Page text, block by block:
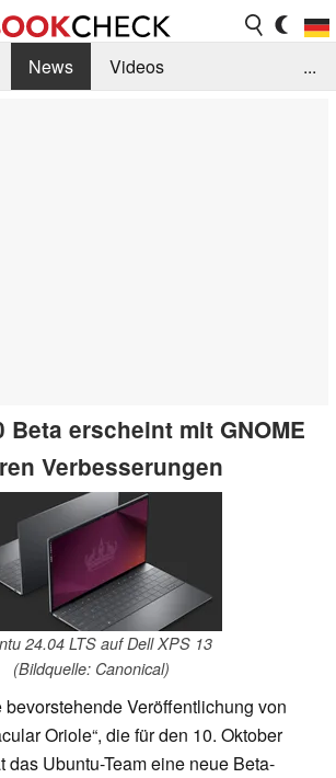
News
Videos
...
Beta erscheint mit GNOME
Verbesserungen
24.04 LTS auf Dell XPS 13
(Bildquelle: Canonical)
Veröffentlichung von
Oriole“, die für den 10. Oktober
das Ubuntu-Team eine neue Beta-